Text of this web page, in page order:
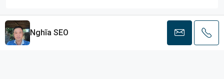
Khu vực
Nghĩa SEO